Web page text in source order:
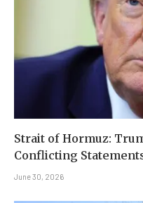
Strait of Hormuz:
Conflicting
June 30, 2026